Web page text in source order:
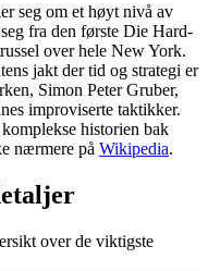
seg om et høyt nivå av
fra den første Die Hard-
over hele New York.
jakt der tid og strategi er
Simon Peter Gruber,
improviserte taktikker.
historien bak
nærmere på Wikipedia.
over de viktigste